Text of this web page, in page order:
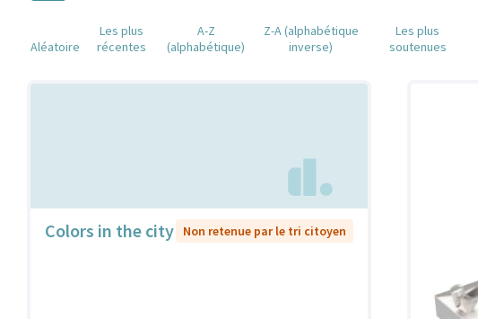
Aléatoire
Les plus
récentes
A-Z
(alphabétique)
Z-A (alphabétique
inverse)
Les plus
soutenues
Colors in the city Non retenue par le tri citoyen